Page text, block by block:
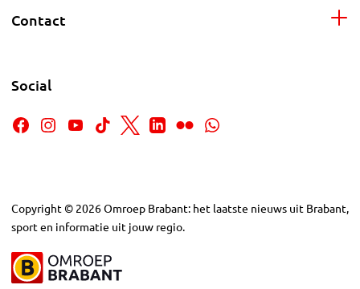
Contact
Social
Copyright © 2026Omroep Brabant: het laatste nieuws uit Brabant,
sport en informatie uit jouw regio.